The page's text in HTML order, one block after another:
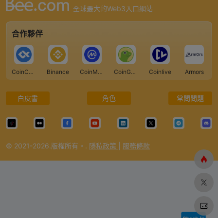
全球最大的Web3入口網站
合作夥伴
CoinCarp Binance CoinMarketCap CoinGecko Coinlive Armors
白皮書 角色 常問問題
© 2021-2026.版權所有。. 隱私政策 服務條款